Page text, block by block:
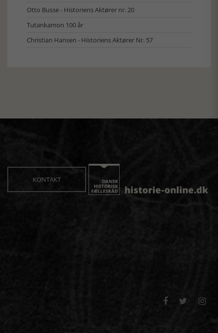
Otto Busse - Historiens Aktører nr. 20
Tutankamon 100 år
Christian Hansen - Historiens Aktører Nr. 57
KONTAKT
  